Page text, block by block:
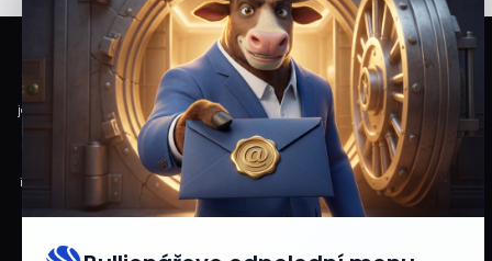
Veškeré informace a materiály zveřejněné na internetových stránkách
Burzovního Světa vycházejí z veřejně dostupných a důvěryhodných zdrojů. Při
jejich zpracování je postupováno s odbornou péčí a cílem poskytovat čtenářům
objektivní, aktuální a srozumitelné informace. Obsah internetových stránek
slouží výhradně k informačním a vzdělávacím účelům. Nepředstavuje
individuální investiční doporučení, investiční poradenství ani nabídku či výzvu
ke koupi nebo prodeji konkrétních finančních nástrojů. Veškeré názory, odhady,
v době jejich zveřejnění a mohou se v čase měnit.